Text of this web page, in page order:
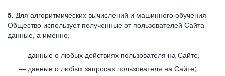
5. Для алгоритмических вычислений и машинного обучения
Общество использует полученные от пользователей Сайта
данные, а именно:
данные о любых действиях пользователя на Сайте;
данные о любых запросах пользователя на Сайте;